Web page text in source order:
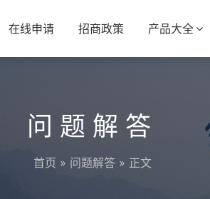
在线申请 招商政策 产品大全
问题解答
首页 » 问题解答 » 正文